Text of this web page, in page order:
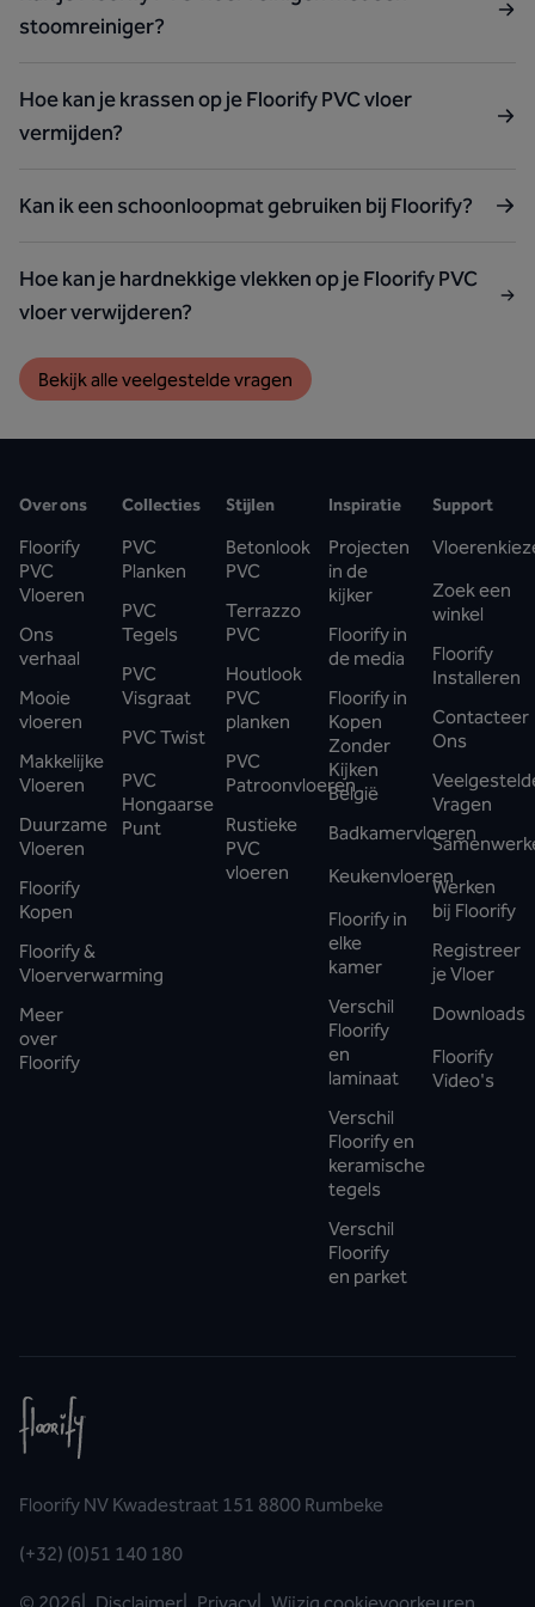
stoomreiniger?
Hoe kan je krassen op je Floorify PVC vloer
vermijden?
Kan ik een schoonloopmat gebruiken bij Floorify?
Hoe kan je hardnekkige vlekken op je Floorify PVC
vloer verwijderen?
Bekijk alle veelgestelde vragen
Over ons
Floorify
PVC
Vloeren
Ons
verhaal
Mooie
vloeren
Makkelijke
Vloeren
Duurzame
Vloeren
Floorify
Kopen
Floorify &
Vloerverwarming
Meer
over
Floorify
Collecties
PVC
Planken
PVC
Tegels
PVC
Visgraat
PVC Twist
PVC
Hongaarse
Punt
Stijlen
Betonlook
PVC
Terrazzo
PVC
Houtlook
PVC
planken
PVC
Patroonvloeren
Rustieke
PVC
vloeren
Inspiratie
Projecten
in de
kijker
Floorify in
de media
Floorify in
Kopen
Zonder
Kijken
België
Badkamervloeren
Keukenvloeren
Floorify in
elke
kamer
Verschil
Floorify
en
laminaat
Verschil
Floorify en
keramische
tegels
Verschil
Floorify
en parket
Support
Zoek een
winkel
Floorify
Installeren
Contacteer
Ons
Vragen
Werken
bij Floorify
Registreer
je Vloer
Downloads
Floorify
Video's
Floorify NV Kwadestraat 151 8800 Rumbeke
(+32) (0)51 140 180